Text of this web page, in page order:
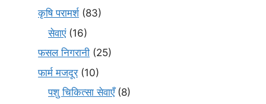
कृषि परामर्श(83)
सेवाएं(16)
फसल निगरानी (25)
फार्म मजदूर(10)
पशु चिकित्सा सेवाएँ(8)